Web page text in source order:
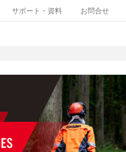
サポート・資料 お問合せ